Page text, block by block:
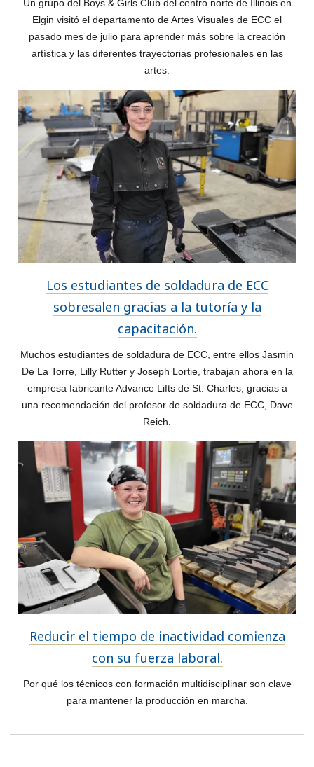
Un grupo del Boys & Girls Club del centro norte de Illinois en
Elgin visitó el departamento de Artes Visuales de ECC el
pasado mes de julio para aprender más sobre la creación
artística y las diferentes trayectorias profesionales en las
artes.
Los estudiantes de soldadura de ECC
sobresalen gracias a la tutoría y la
capacitación.
Muchos estudiantes de soldadura de ECC, entre ellos Jasmin
De La Torre, Lilly Rutter y Joseph Lortie, trabajan ahora en la
empresa fabricante Advance Lifts de St. Charles, gracias a
una recomendación del profesor de soldadura de ECC, Dave
Reich.
Reducir el tiempo de inactividad comienza
con su fuerza laboral.
Por qué los técnicos con formación multidisciplinar son clave
para mantener la producción en marcha.